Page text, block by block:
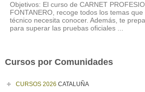
Objetivos: El curso de CARNET
FONTANERO, recoge todos los temas
técnico necesita conocer. Además, te
para superar las pruebas oficiales ...
Cursos por Comunidades
CURSOS 2026 CATALUÑA